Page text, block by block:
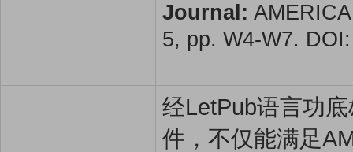
Journal:
5, pp. W4-W7.
经LetPub语言功
件，不仅能满足